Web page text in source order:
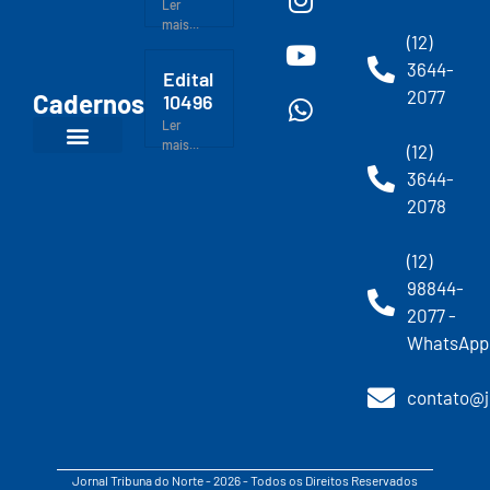
Cadernos
Ler
mais...
Edital
10496
Ler
mais...
(12)
3644-
2077
(12)
3644-
2078
(12)
98844-
2077 -
WhatsApp
Jornal Tribuna do Norte - 2026 - Todos os Direitos Reservados